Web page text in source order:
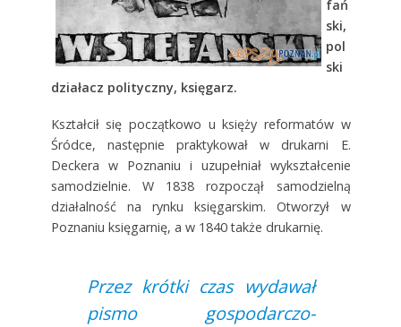
fań
ski,
pol
ski
działacz polityczny, księgarz.
Kształcił się początkowo u księży reformatów w
Śródce, następnie praktykował w drukarni E.
Deckera w Poznaniu i uzupełniał wykształcenie
samodzielnie. W 1838 rozpoczął samodzielną
działalność na rynku księgarskim. Otworzył w
Poznaniu księgarnię, a w 1840 także drukarnię.
Przez krótki czas wydawał
pismo gospodarczo-